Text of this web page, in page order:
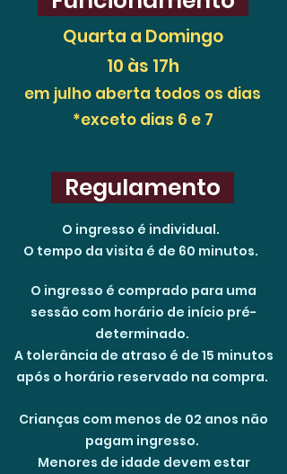
Quarta a Domingo
10 às 17h
em julho aberta todos os dias
*exceto dias 6 e 7
Regulamento
O ingresso é individual.
O tempo da visita é de 60 minutos.
O ingresso é comprado para uma
sessão com horário de início pré-
determinado.
A tolerância de atraso é de 15 minutos
após o horário reservado na compra.
Crianças com menos de 02 anos não
pagam ingresso.
Menores de idade devem estar